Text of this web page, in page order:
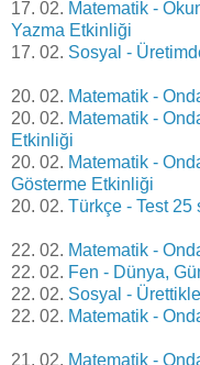
17. 02. Matematik -
Yazma Etkinliği
17. 02. Sosyal -
20. 02. Matematik -
20. 02. Matematik -
Etkinliği
20. 02. Matematik -
Gösterme Etkinliği
20. 02. Türkçe - Test 25
22. 02. Matematik -
22. 02. Fen - Dünya,
22. 02. Sosyal -
22. 02. Matematik -
21. 02. Matematik -